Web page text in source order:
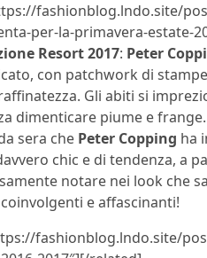
fashionblog.lndo.site/
per-la-primavera-estate-
Resort 2017: Peter
con patchwork di
Gli abiti si
dimenticare piume e frange.
sera che Peter Copping ha
chic e di tendenza, a
notare nei look che
e affascinanti!
fashionblog.lndo.site/